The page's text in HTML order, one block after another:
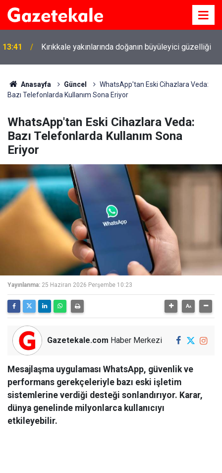
13:41 Kırıkkale yakınlarında doğanın büyüleyici güzelliği
Anasayfa Güncel
WhatsApp'tan Eski Cihazlara Veda:
Bazı Telefonlarda Kullanım Sona Eriyor
WhatsApp'tan Eski Cihazlara Veda:
Bazı Telefonlarda Kullanım Sona
Eriyor
Yayınlanma: 25 Haziran 2026 Perşembe 10:23
Gazetekale.com Haber Merkezi
Mesajlaşma uygulaması WhatsApp, güvenlik ve
performans gerekçeleriyle bazı eski işletim
sistemlerine verdiği desteği sonlandırıyor. Karar,
dünya genelinde milyonlarca kullanıcıyı
etkileyebilir.